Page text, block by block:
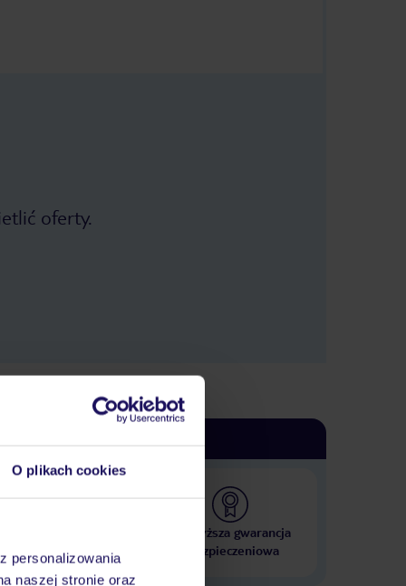
O plikach cookies
personalizowania
naszej stronie oraz
oferty.
krajach
Najwyższa gwarancja
ubezpieczeniowa